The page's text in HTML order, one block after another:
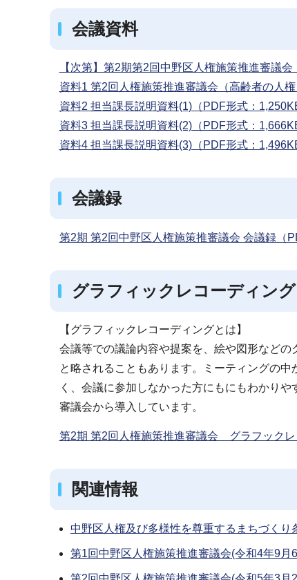
会議資料
【次第】第2期第2回中野区人権施策推進審議会
資料1 第2回人権施策推進審議会（高齢者の人
資料2 担当課長説明資料(1)（PDF形式：
資料3 担当課長説明資料(2)（PDF形式：
資料4 担当課長説明資料(3)（PDF形式：
会議録
第2期 第2回中野区人権施策推審議会 会議録（
グラフィックレコーディング
【グラフィックレコーディングとは】
会議等での議論内容や提案を、絵や図形などの
と略されることもあります。ミーティングの
く、会議に参加しなかった方にもにもわかり
審議会から導入しています。
第2期 第2回人権施策推進審議会 グラフックレ
関連情報
中野区人権及び多様性を尊重するまちづくり
第1回中野区人権施策推進審議会(令和4年9月